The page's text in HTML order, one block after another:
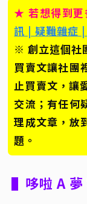
★ 若想得到更
訊 | 疑難雜症
※ 創立這個社
買賣文讓社團
止買賣文，讓
交流；有任何
理成文章，放
題。
▌哆啦 A 夢